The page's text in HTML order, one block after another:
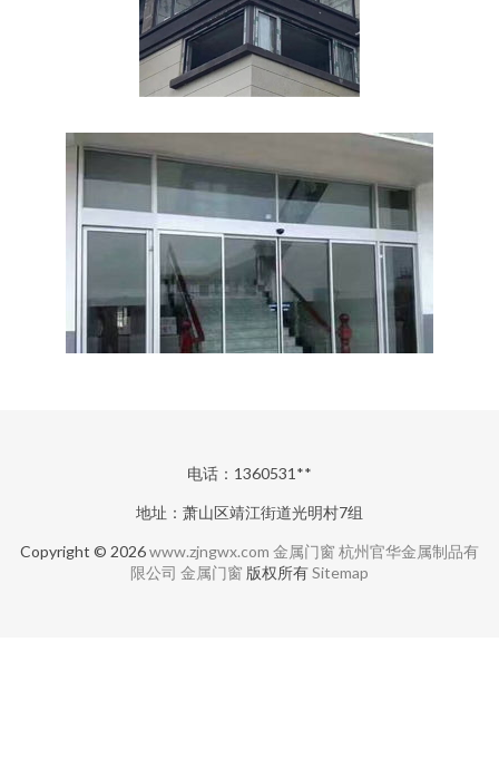
电话：1360531**
地址：萧山区靖江街道光明村7组
Copyright © 2026www.zjngwx.com 金属门窗 杭州官华金属制品有
限公司 金属门窗 版权所有Sitemap